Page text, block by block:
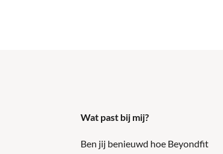
Wat past bij mij?
Ben jij benieuwd hoe Beyondfit